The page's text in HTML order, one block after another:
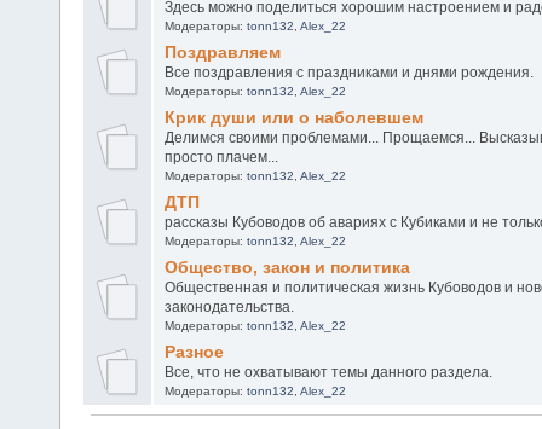
Здесь можно поделиться хорошим настроением и
Модераторы: tonn132 Alex_22
Поздравляем
Все поздравления с праздниками и днями рождения.
Модераторы: tonn132 Alex_22
Крик души или о наболевшем
Делимся своими проблемами... Прощаемся...
просто плачем...
Модераторы: tonn132 Alex_22
ДТП
рассказы Кубоводов об авариях с Кубиками и не
Модераторы: tonn132 Alex_22
Общество, закон и политика
Общественная и политическая жизнь Кубоводов и
законодательства.
Модераторы: tonn132 Alex_22
Разное
Все, что не охватывают темы данного раздела.
Модераторы: tonn132 Alex_22